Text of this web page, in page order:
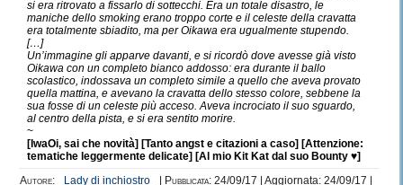
si era ritrovato a fissarlo di sottecchi. Era un totale disastro, le
maniche dello smoking erano troppo corte e il celeste della cravatta
era totalmente sbiadito, ma per Oikawa era ugualmente stupendo.
[…]
Un’immagine gli apparve davanti, e si ricordò dove avesse già visto
Oikawa con un completo bianco addosso: era durante il ballo
scolastico, indossava un completo simile a quello che aveva provato
quella mattina, e avevano la cravatta dello stesso colore, sebbene la
sua fosse di un celeste più acceso. Aveva incrociato il suo sguardo,
al centro della pista, e si era sentito morire.
~
[IwaOi, sai che novità] [Tanto angst e citazioni a caso] [Attenzione:
tematiche leggermente delicate] [Al mio Kit Kat dal suo Bounty ♥]
Autore:
_Lady di inchiostro_ Pubblicata: 24/09/17 | Aggiornata: 24/09/17 |